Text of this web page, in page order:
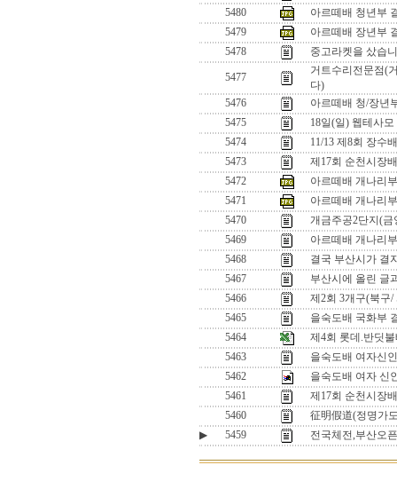
5480
아르떼배 청년부
5479
아르떼배 장년부
5478
중고라켓을 샀습
5477
거트수리전문점(
다)
5476
아르떼배 청/장년
5475
18일(일) 웹테사
5474
11/13 제8회 장수
5473
제17회 순천시장
5472
아르떼배 개나리
5471
아르떼배 개나리
5470
개금주공2단지(
5469
아르떼배 개나리
5468
결국 부산시가 결
5467
부산시에 올린 글
5466
제2회 3개구(북구
5465
을숙도배 국화부
5464
제4회 롯데.반딧
5463
을숙도배 여자신
5462
을숙도배 여자 신
5461
제17회 순천시장
5460
征明假道(정명가
▶
5459 전국체전,부산오